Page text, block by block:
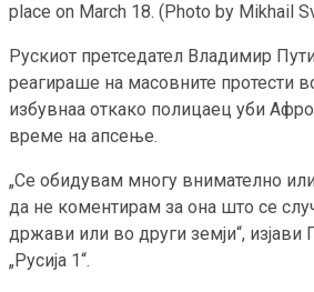
place on March 18. (Photo by Mikhail
Рускиот претседател Владимир
реагираше на масовните протести
избувнаа откако полицаец уби
време на апсење.
„Се обидувам многу внимателно
да не коментирам за она што се
држави или во други земји“, изјави
„Русија 1“.